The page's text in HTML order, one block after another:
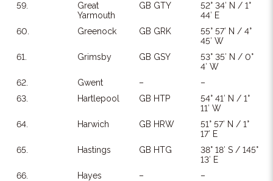
59.
Great
Yarmouth
GB GTY
52° 34′ N / 1°
44′ E
60.
Greenock GB GRK
55° 57′ N / 4°
45′ W
61.
Grimsby GB GSY
53° 35′ N / 0°
4′ W
62.
Gwent –
–
63.
Hartlepool GB HTP
54° 41′ N / 1°
11′ W
64.
Harwich GB HRW
51° 57′ N / 1°
17′ E
65.
Hastings GB HTG
38° 18′ S / 145°
13′ E
66.
Hayes –
–